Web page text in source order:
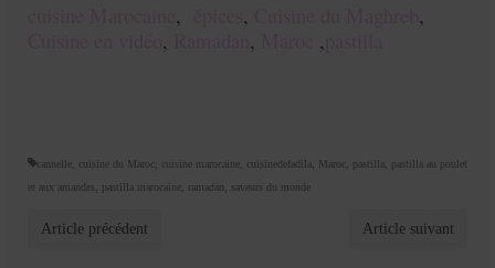
, ,
,
, , ,
cannelle cuisine du Maroc cuisine marocaine cuisinedefadila Maroc pastilla
pastilla au poulet
et aux amandes
pastilla marocaine ramadan saveurs du monde
Article précédent Article suivant